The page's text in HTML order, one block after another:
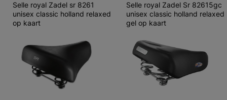
Selle royal Zadel sr 8261
unisex classic holland relaxed
op kaart
Selle royal Zadel Sr 82615gc
unisex classic holland relaxed
gel op kaart